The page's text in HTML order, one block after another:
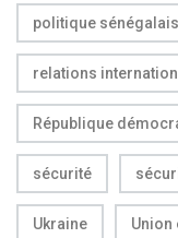
politique
relations
République
sécurité
Ukraine Union